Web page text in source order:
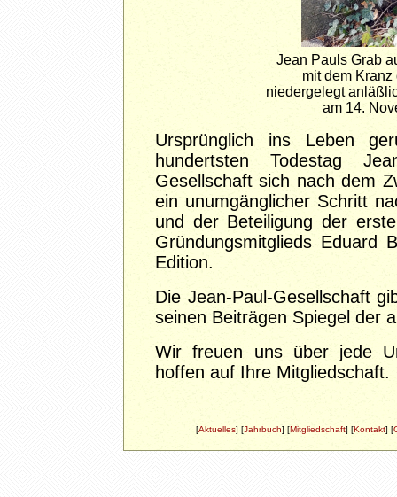
Jean Pauls Grab
mit dem
niedergelegt
am 14.
Ursprünglich ins Leben
hundertsten Todestag
Gesellschaft sich nach dem
ein unumgänglicher Schritt
und der Beteiligung der
Gründungsmitglieds Eduard
Edition.
Die Jean-Paul-Gesellschaft
seinen Beiträgen Spiegel der
Wir freuen uns über jede
hoffen auf Ihre Mitgliedschaft.
[Aktuelles] [Jahrbuch] [Mitgliedschaft] [Kontakt] [